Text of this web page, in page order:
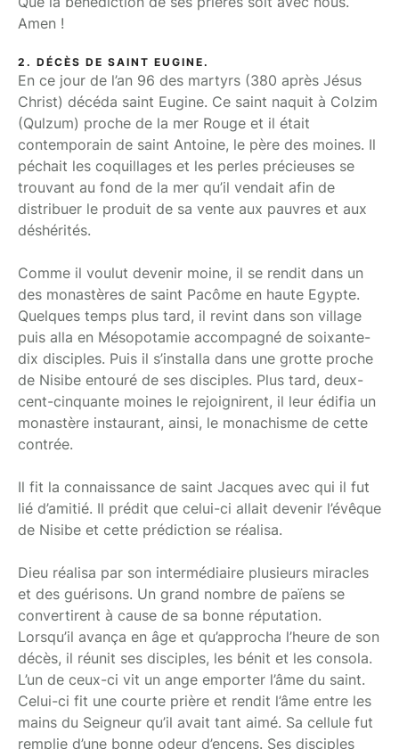
Amen !
2. DÉCÈS DE SAINT EUGINE.
En ce jour de l’an 96 des martyrs (380 après Jésus
Christ) décéda saint Eugine. Ce saint naquit à Colzim
(Qulzum) proche de la mer Rouge et il était
contemporain de saint Antoine, le père des moines. Il
péchait les coquillages et les perles précieuses se
trouvant au fond de la mer qu’il vendait afin de
distribuer le produit de sa vente aux pauvres et aux
déshérités.
Comme il voulut devenir moine, il se rendit dans un
des monastères de saint Pacôme en haute Egypte.
Quelques temps plus tard, il revint dans son village
puis alla en Mésopotamie accompagné de soixante-
dix disciples. Puis il s’installa dans une grotte proche
de Nisibe entouré de ses disciples. Plus tard, deux-
cent-cinquante moines le rejoignirent, il leur édifia un
monastère instaurant, ainsi, le monachisme de cette
contrée.
Il fit la connaissance de saint Jacques avec qui il fut
lié d’amitié. Il prédit que celui-ci allait devenir l’évêque
de Nisibe et cette prédiction se réalisa.
Dieu réalisa par son intermédiaire plusieurs miracles
et des guérisons. Un grand nombre de païens se
convertirent à cause de sa bonne réputation.
Lorsqu’il avança en âge et qu’approcha l’heure de son
décès, il réunit ses disciples, les bénit et les consola.
L’un de ceux-ci vit un ange emporter l’âme du saint.
Celui-ci fit une courte prière et rendit l’âme entre les
mains du Seigneur qu’il avait tant aimé. Sa cellule fut
remplie d’une bonne odeur d’encens. Ses disciples